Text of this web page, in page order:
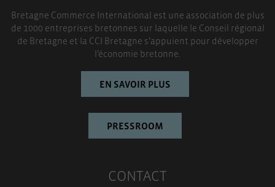
Bretagne Commerce International est une association de plus
de 1000 entreprises bretonnes sur laquelle le Conseil régional
de Bretagne et la CCI Bretagne s’appuient pour développer
l’économie bretonne.
EN SAVOIR PLUS
PRESSROOM
CONTACT